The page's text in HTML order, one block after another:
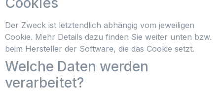
Der Zweck ist letztendlich abhängig vom jeweiligen
Cookie. Mehr Details dazu finden Sie weiter unten bzw.
beim Hersteller der Software, die das Cookie setzt.
Welche Daten werden
verarbeitet?